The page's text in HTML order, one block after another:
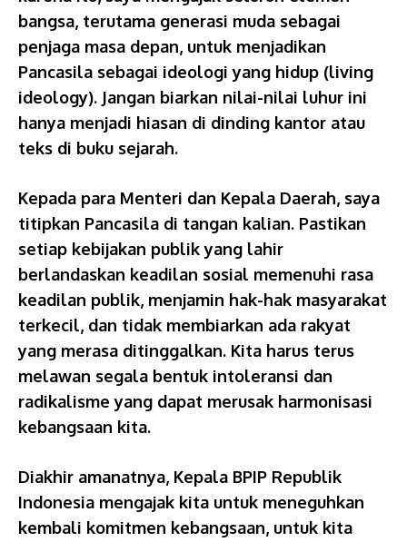
bangsa, terutama generasi muda sebagai
penjaga masa depan, untuk menjadikan
Pancasila sebagai ideologi yang hidup (living
ideology). Jangan biarkan nilai-nilai luhur ini
hanya menjadi hiasan di dinding kantor atau
teks di buku sejarah.
Kepada para Menteri dan Kepala Daerah, saya
titipkan Pancasila di tangan kalian. Pastikan
setiap kebijakan publik yang lahir
berlandaskan keadilan sosial memenuhi rasa
keadilan publik, menjamin hak-hak masyarakat
terkecil, dan tidak membiarkan ada rakyat
yang merasa ditinggalkan. Kita harus terus
melawan segala bentuk intoleransi dan
radikalisme yang dapat merusak harmonisasi
kebangsaan kita.
Diakhir amanatnya, Kepala BPIP Republik
Indonesia mengajak kita untuk meneguhkan
kembali komitmen kebangsaan, untuk kita